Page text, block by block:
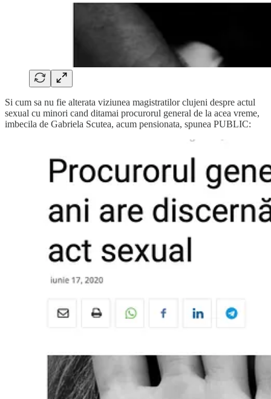
Si cum sa nu fie alterata viziunea magistratilor clujeni despre actul
sexual cu minori cand ditamai procurorul general de la acea vreme,
imbecila de Gabriela Scutea, acum pensionata, spunea PUBLIC: